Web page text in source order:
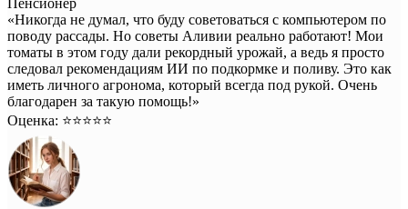
«Никогда не думал, что буду советоваться с компьютером по
поводу рассады. Но советы Аливии реально работают! Мои
томаты в этом году дали рекордный урожай, а ведь я просто
следовал рекомендациям ИИ по подкормке и поливу. Это как
иметь личного агронома, который всегда под рукой. Очень
благодарен за такую помощь!»
Оценка: ⭐️⭐️⭐️⭐️⭐️